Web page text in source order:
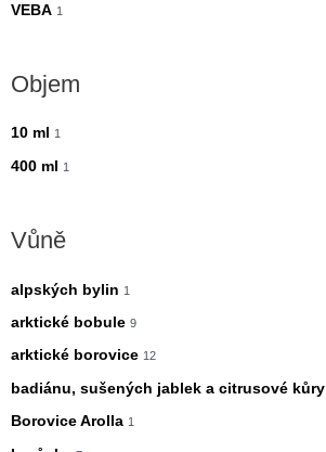
VEBA 1
Objem
10 ml 1
400 ml 1
Vůně
alpských bylin 1
arktické bobule 9
arktické borovice 12
badiánu, sušených jablek a citrusové kůry
Borovice Arolla 1